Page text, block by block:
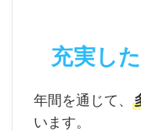
充実し
年間を通じて、
います。